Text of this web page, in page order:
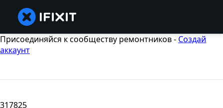
Присоединяйся к сообществу ремонтников - Создай
аккаунт
317825